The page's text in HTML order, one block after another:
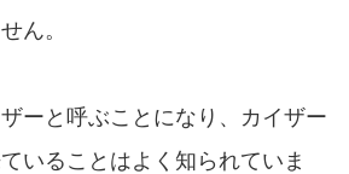
ん。
ーと呼ぶことになり、カイザー
いることはよく知られていま